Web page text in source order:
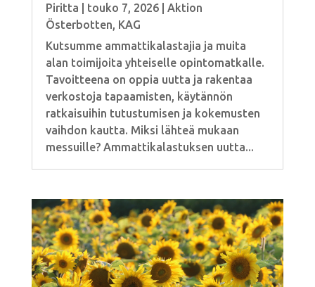
Piritta touko 7, 2026| Aktion
Österbotten, KAG
Kutsumme ammattikalastajia ja muita
alan toimijoita yhteiselle opintomatkalle.
Tavoitteena on oppia uutta ja rakentaa
verkostoja tapaamisten, käytännön
ratkaisuihin tutustumisen ja kokemusten
vaihdon kautta. Miksi lähteä mukaan
messuille? Ammattikalastuksen uutta...